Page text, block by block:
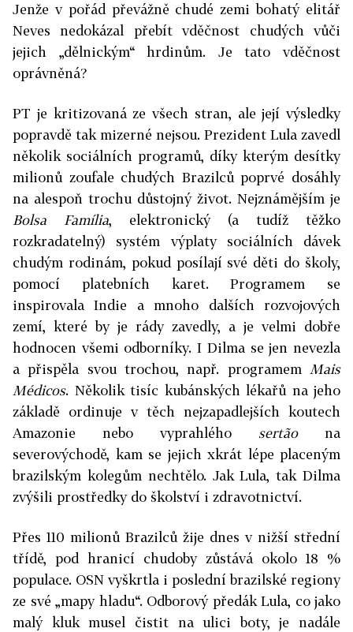
Jenže v pořád převážně chudé zemi bohatý elitář
Neves nedokázal přebít vděčnost chudých vůči
jejich „dělnickým“ hrdinům. Je tato vděčnost
oprávněná?
PT je kritizovaná ze všech stran, ale její výsledky
popravdě tak mizerné nejsou. Prezident Lula zavedl
několik sociálních programů, díky kterým desítky
milionů zoufale chudých Brazilců poprvé dosáhly
na alespoň trochu důstojný život. Nejznámějším je
Bolsa Família, elektronický (a tudíž těžko
rozkradatelný) systém výplaty sociálních dávek
chudým rodinám, pokud posílají své děti do školy,
pomocí platebních karet. Programem se
inspirovala Indie a mnoho dalších rozvojových
zemí, které by je rády zavedly, a je velmi dobře
hodnocen všemi odborníky. I Dilma se jen nevezla
a přispěla svou trochou, např. programem Mais
Médicos. Několik tisíc kubánských lékařů na jeho
základě ordinuje v těch nejzapadlejších koutech
Amazonie nebo vyprahlého sertãona
severovýchodě, kam se jejich xkrát lépe placeným
brazilským kolegům nechtělo. Jak Lula, tak Dilma
zvýšili prostředky do školství i zdravotnictví.
Přes 110 milionů Brazilců žije dnes v nižší střední
třídě, pod hranicí chudoby zůstává okolo 18 %
populace. OSN vyškrtla i poslední brazilské regiony
ze své „mapy hladu“. Odborový předák Lula, co jako
malý kluk musel čistit na ulici boty, je nadále